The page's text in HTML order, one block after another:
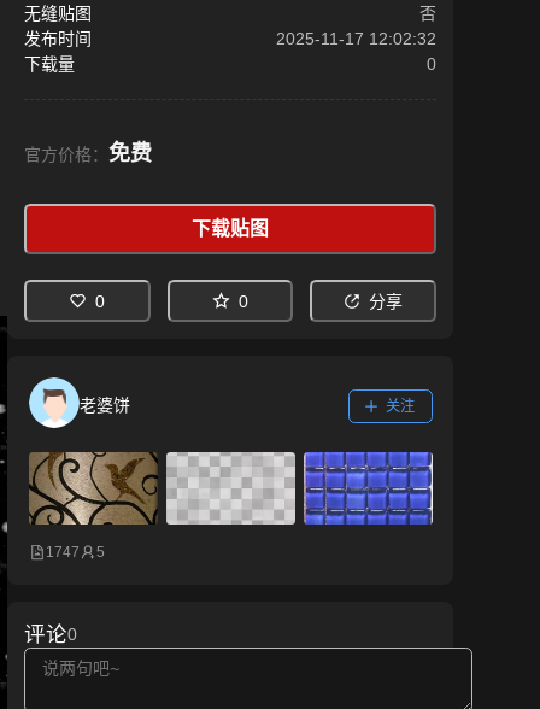
无缝贴图
否
发布时间
2025-11-17 12:02:32
下载量
0
官方价格： 免费
下载贴图
0 0 分享
老婆饼 关注
1747 5
评论0